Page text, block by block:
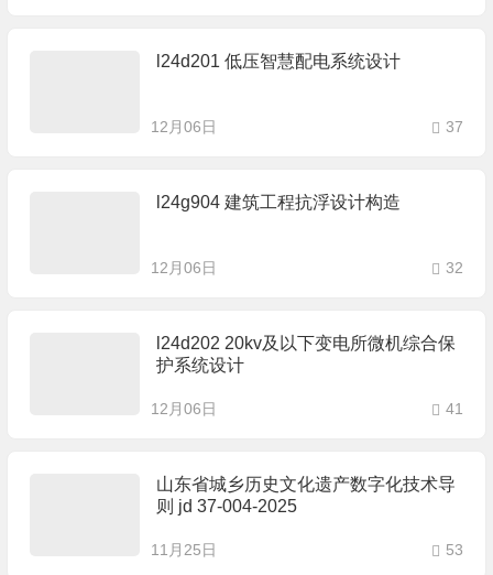
l24d201 低压智慧配电系统设计
12月06日 37
l24g904 建筑工程抗浮设计构造
12月06日 32
l24d202 20kv及以下变电所微机综合保
护系统设计
12月06日 41
山东省城乡历史文化遗产数字化技术导
则 jd 37-004-2025
11月25日 53